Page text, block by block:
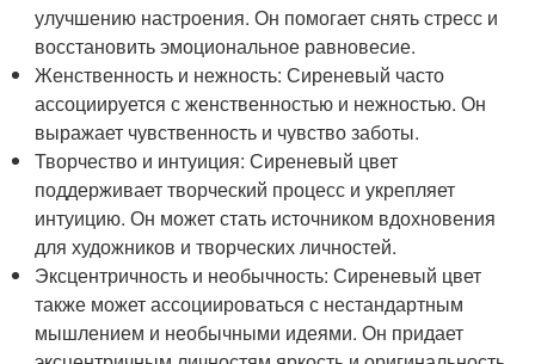
улучшению настроения. Он помогает снять стресс и
восстановить эмоциональное равновесие.
Женственность и нежность: Сиреневый часто
ассоциируется с женственностью и нежностью. Он
выражает чувственность и чувство заботы.
Творчество и интуиция: Сиреневый цвет
поддерживает творческий процесс и укрепляет
интуицию. Он может стать источником вдохновения
для художников и творческих личностей.
Эксцентричность и необычность: Сиреневый цвет
также может ассоциироваться с нестандартным
мышлением и необычными идеями. Он придает